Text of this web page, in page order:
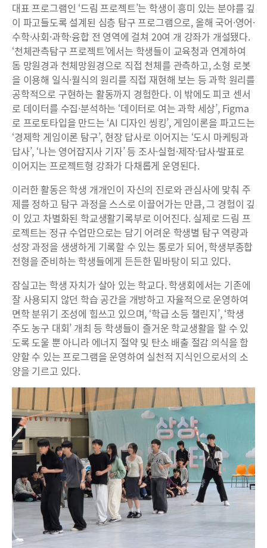
대표 프로그램인 ‘드림 프로젝트’는 학생이 흥미 있는 분야를 깊
이 파고들도록 설계된 심층 탐구 프로그램으로, 올해 국어·영어·
수학·사회·과학·융합 전 영역에 걸쳐 20여 개 강좌가 개설됐다.
‘천체관측탐구 프로젝트’에서는 학생들이 교육청과 연계하여
돔 망원경과 천체망원경으로 직접 천체를 관측하고, 소형 로봇
을 이용해 일식·월식의 원리를 직접 재현해 보는 등 과학 원리를
공학적으로 구현하는 활동까지 경험한다. 이 밖에도 피코 센서
로 데이터를 수집·분석하는 ‘데이터로 여는 과학 세상’, Figma
로 프로토타입을 만드는 ‘AI 디자인 씽킹’, 게임이론을 파고드는
‘경제학 게임이론 탐구’, 현장 답사로 이어지는 ‘도시 마케팅과
답사’, ‘나는 영어잡지사 기자’ 등 조사·실험·제작·답사·발표로
이어지는 프로젝트형 강좌가 다채롭게 운영된다.
이러한 활동은 학생 개개인이 자신의 진로와 관심사에 맞춰 주
제를 정하고 탐구 과정을 스스로 이끌어가는 만큼, 그 경험이 깊
이 있고 차별화된 학교생활기록부로 이어진다. 실제로 드림 프
로젝트는 정규 수업만으로는 담기 어려운 학생별 탐구 역량과
성장 과정을 생생하게 기록할 수 있는 통로가 되어, 학생부종합
전형을 준비하는 학생들에게 든든한 밑바탕이 되고 있다.
잠실고는 학생 자치가 살아 있는 학교다. 학생회에서는 기존에
잘 사용되지 않던 학습 공간을 개방하고 자율적으로 운영하여
면학 분위기 조성에 힘쓰고 있으며, ‘학급 소등 챌린지’, ‘학생
주도 농구 대회’ 개최 등 학생들이 즐거운 학교생활을 할 수 있
도록 도울 뿐 아니라 에너지 절약 및 탄소 배출 절감 의식을 함
양할 수 있는 프로그램을 운영하여 실천적 지식인으로서의 소
양을 기르고 있다.